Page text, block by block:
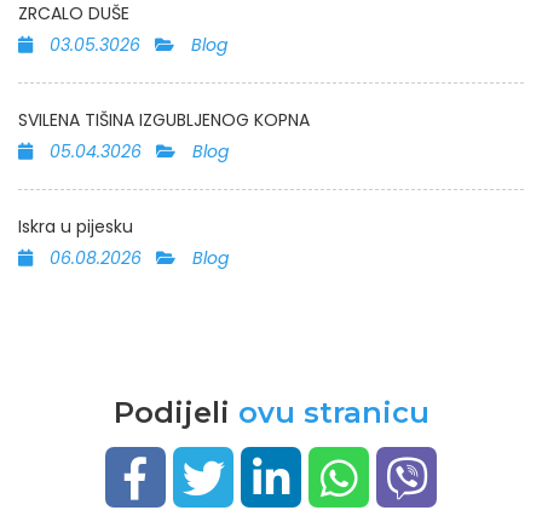
ZRCALO DUŠE
03.05.3026
Blog
SVILENA TIŠINA IZGUBLJENOG KOPNA
05.04.3026
Blog
Iskra u pijesku
06.08.2026
Blog
Podijeli ovu stranicu